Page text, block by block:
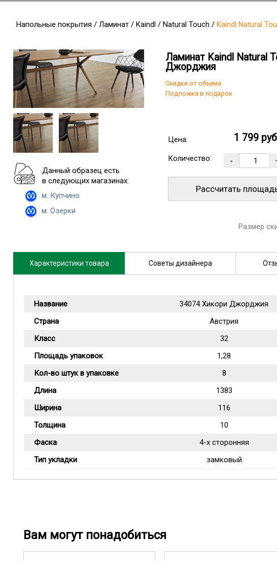
Напольные покрытия / Ламинат / Kaindl / Natural Touch / Kaindl Natural
Данный образец есть
в следующих магазинах:
м. Купчино
м. Озерки
Ламинат Kaindl Natural
Джорджия
Скидки от объема
Подложка в подарок
Цена: 1 799
Количество:
Рассчитать
Размер
Характеристики товара Советы дизайнера
Название
34074 Хикори Джорджия
Страна
Австрия
Класс
32
Площадь упаковок
1,28
Кол-во штук в упаковке
8
Длина
1383
Ширина
116
Толщина
10
Фаска
4-х сторонняя
Тип укладки
замковый
Вам могут понадобиться